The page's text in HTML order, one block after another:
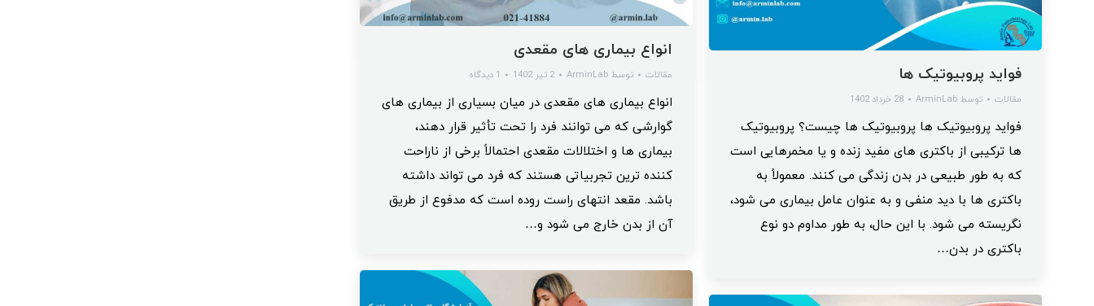
انواع بیماری های مقعدی
مقالات توسط ArminLab 2 تیر 1402 1 دیدگاه
انواع بیماری های مقعدی در میان بسیاری از بیماری‌ های
گوارشی که می ‌توانند فرد را تحت تأثیر قرار دهند،
بیماری ‌ها و اختلالات مقعدی احتمالاً برخی از ناراحت
‌کننده ‌ترین تجربیاتی هستند که فرد می ‌تواند داشته
باشد. مقعد انتهای راست روده است که مدفوع از طریق
آن از بدن خارج می شود و…
فواید پروبیوتیک ها
مقالات توسط ArminLab 28 خرداد 1402
فواید پروبیوتیک ها پروبیوتیک ها چیست؟ پروبیوتیک
ها ترکیبی از باکتری های مفید زنده و یا مخمرهایی است
که به طور طبیعی در بدن زندگی می کنند. معمولاً به
باکتری ها با دید منفی و به عنوان عامل بیماری می شود،
نگریسته می شود. با این حال، به طور مداوم دو نوع
باکتری در بدن…